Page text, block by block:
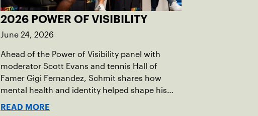
2026 POWER OF VISIBILITY
June 24, 2026
Ahead of the Power of Visibility panel with
moderator Scott Evans and tennis Hall of
Famer Gigi Fernandez, Schmit shares how
mental health and identity helped shape his
debut novel.
READ MORE